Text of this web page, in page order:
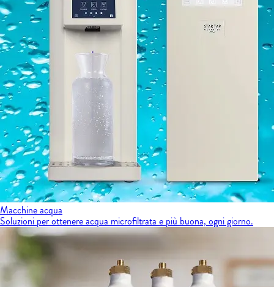
Macchine acqua
Soluzioni per ottenere acqua microfiltrata e più buona, ogni giorno.